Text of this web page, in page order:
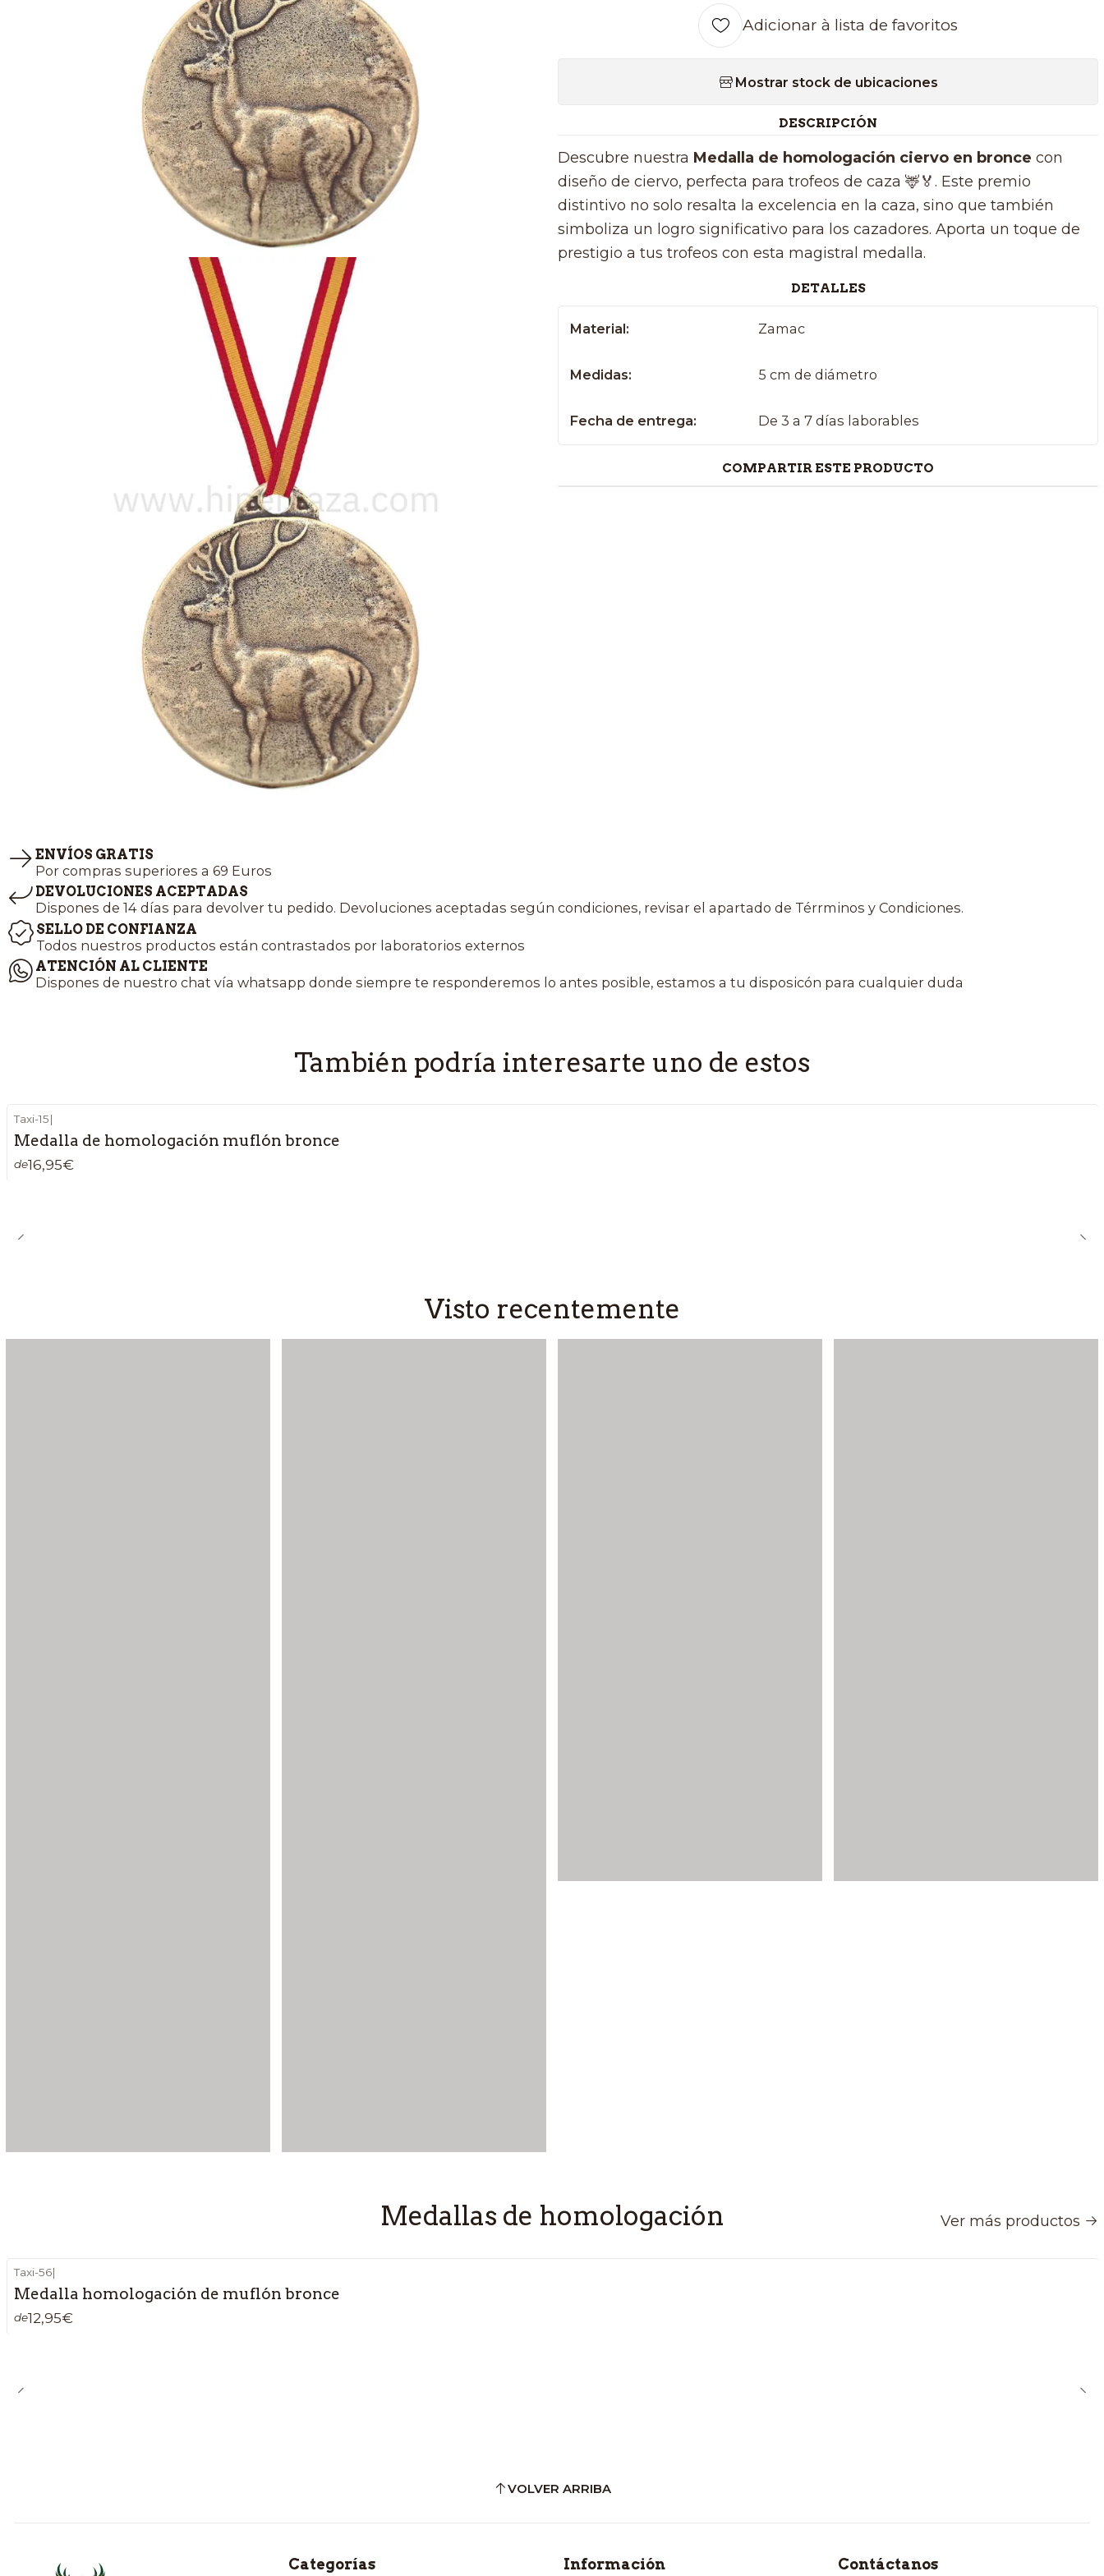
Adicionar à lista de favoritos
Mostrar stock de ubicaciones
DESCRIPCIÓN
Descubre nuestra Medalla de homologación ciervo en bronce con
diseño de ciervo, perfecta para trofeos de caza 🦌🏅. Este premio
distintivo no solo resalta la excelencia en la caza, sino que también
simboliza un logro significativo para los cazadores. Aporta un toque de
prestigio a tus trofeos con esta magistral medalla.
DETALLES
Material: Zamac
Medidas: 5 cm de diámetro
Fecha de entrega: De 3 a 7 días laborables
COMPARTIR ESTE PRODUCTO
ENVÍOS GRATIS
Por compras superiores a 69 Euros
DEVOLUCIONES ACEPTADAS
Dispones de 14 días para devolver tu pedido. Devoluciones aceptadas según condiciones, revisar el apartado de Térrminos y Condiciones.
SELLO DE CONFIANZA
Todos nuestros productos están contrastados por laboratorios externos
ATENCIÓN AL CLIENTE
Dispones de nuestro chat vía whatsapp donde siempre te responderemos lo antes posible, estamos a tu disposicón para cualquier duda
También podría interesarte uno de estos
Taxi-15|
Medalla de homologación muflón bronce
de16,95€
Visto recentemente
Medallas de homologación Ver más productos
Taxi-56|
Medalla homologación de muflón bronce
de12,95€
VOLVER ARRIBA
Categorías Información Contáctanos